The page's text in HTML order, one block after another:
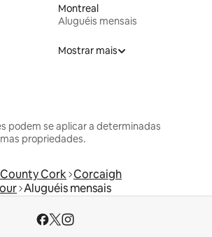
Montreal
Aluguéis mensais
Mostrar mais
podem se aplicar a determinadas
propriedades.
County Cork Corcaigh
Aluguéis mensais